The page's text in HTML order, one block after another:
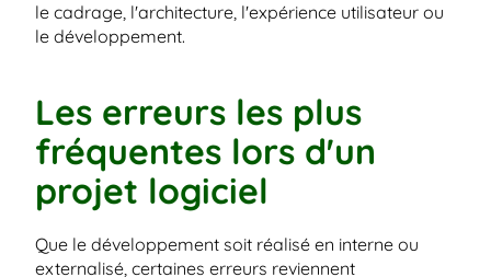
le cadrage, l'architecture, l'expérience utilisateur ou
le développement.
Les erreurs les plus
fréquentes lors d'un
projet logiciel
Que le développement soit réalisé en interne ou
externalisé, certaines erreurs reviennent